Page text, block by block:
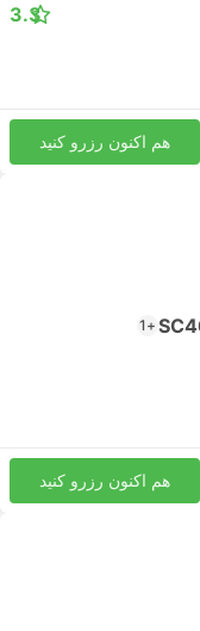
3.3
هم اکنون رزرو کنید
+1
هم اکنون رزرو کنید